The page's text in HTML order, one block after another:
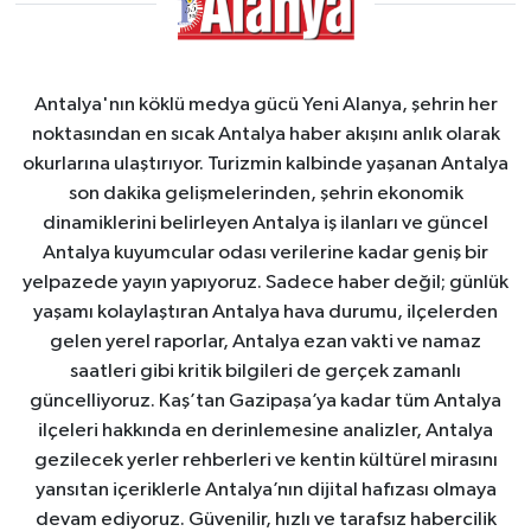
Antalya'nın köklü medya gücü Yeni Alanya, şehrin her
noktasından en sıcak Antalya haber akışını anlık olarak
okurlarına ulaştırıyor. Turizmin kalbinde yaşanan Antalya
son dakika gelişmelerinden, şehrin ekonomik
dinamiklerini belirleyen Antalya iş ilanları ve güncel
Antalya kuyumcular odası verilerine kadar geniş bir
yelpazede yayın yapıyoruz. Sadece haber değil; günlük
yaşamı kolaylaştıran Antalya hava durumu, ilçelerden
gelen yerel raporlar, Antalya ezan vakti ve namaz
saatleri gibi kritik bilgileri de gerçek zamanlı
güncelliyoruz. Kaş’tan Gazipaşa’ya kadar tüm Antalya
ilçeleri hakkında en derinlemesine analizler, Antalya
gezilecek yerler rehberleri ve kentin kültürel mirasını
yansıtan içeriklerle Antalya’nın dijital hafızası olmaya
devam ediyoruz. Güvenilir, hızlı ve tarafsız habercilik